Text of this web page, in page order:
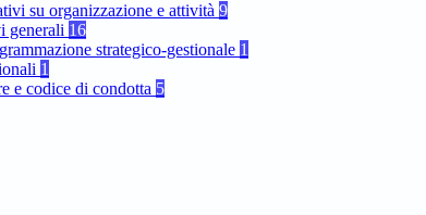
su organizzazione e attività 9
generali 16
strategico-gestionale 1
1
e codice di condotta 5